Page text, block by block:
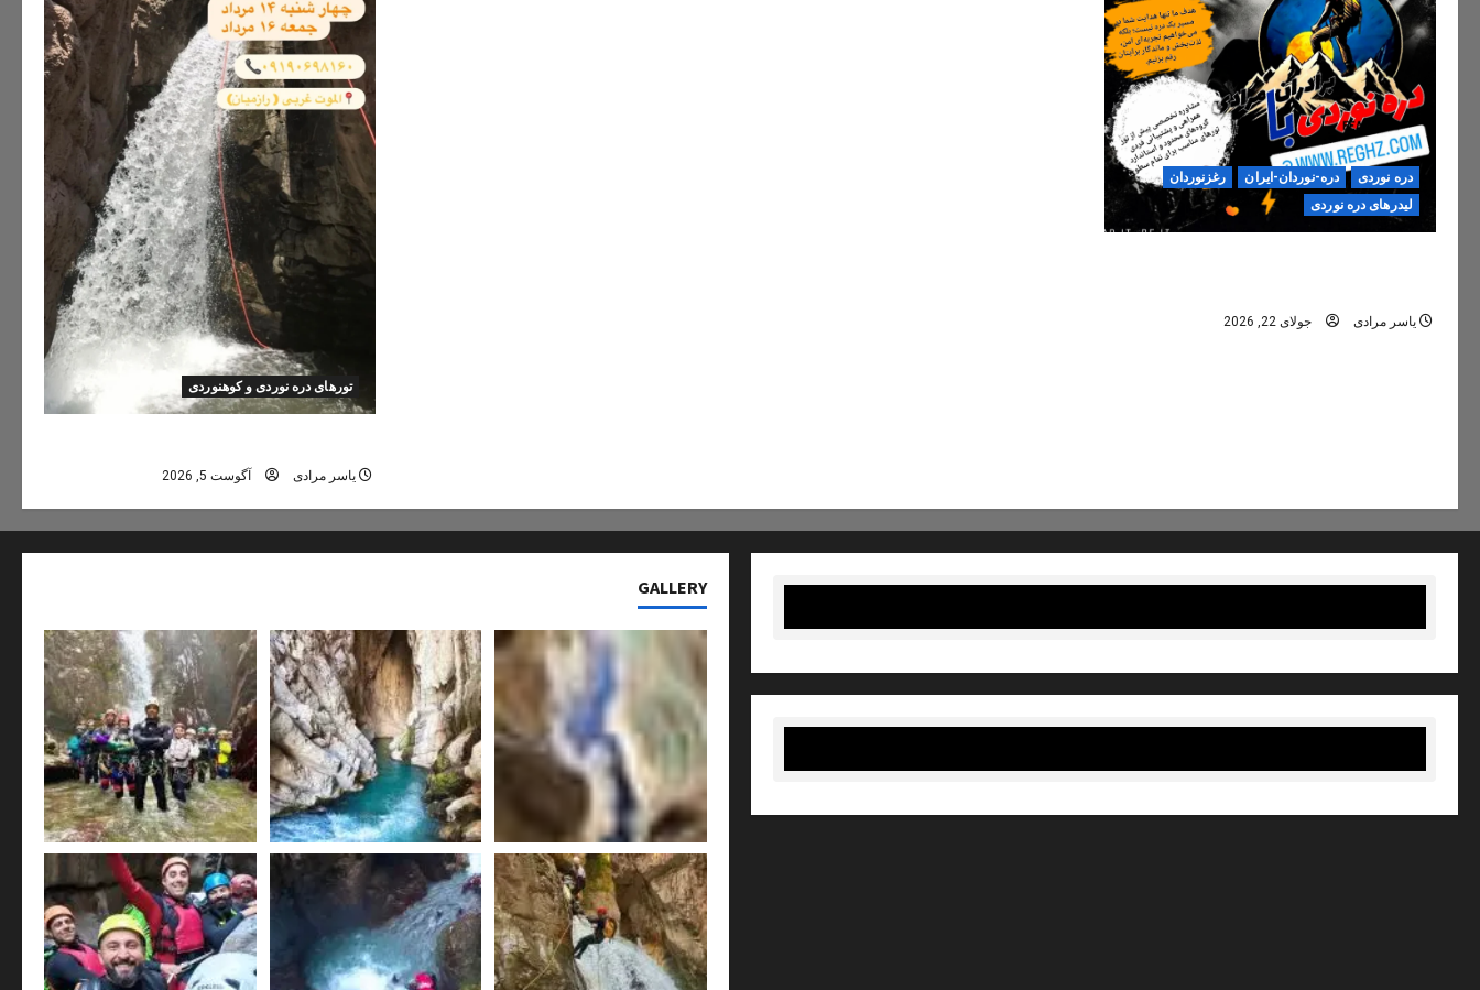
تورهای دره نوردی و کوهنوردی
یاسر مرادی آگوست 5, 2026
دره نوردی دره-نوردان-ایران
رغزنوردان
لیدرهای دره نوردی
یاسر مرادی جولای 22, 2026
GALLERY